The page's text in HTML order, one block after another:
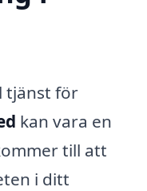
tjänst för
kan vara en
till att
i ditt